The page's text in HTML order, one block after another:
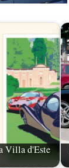
Villa d'Este